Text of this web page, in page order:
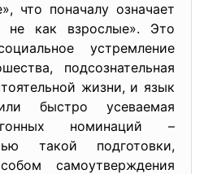
что поначалу означает
не как взрослые». Это
устремление
подсознательная
жизни, и язык
быстро усеваемая
номинаций –
такой подготовки,
самоутверждения